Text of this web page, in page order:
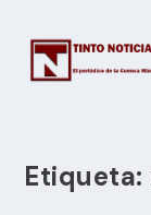
Etiqueta: